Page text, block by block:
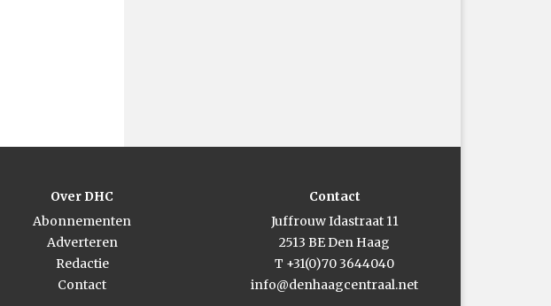
Over DHC
Abonnementen
Adverteren
Redactie
Contact
Contact
Juffrouw Idastraat 11
2513 BE Den Haag
T +31(0)70 3644040
info@denhaagcentraal.net